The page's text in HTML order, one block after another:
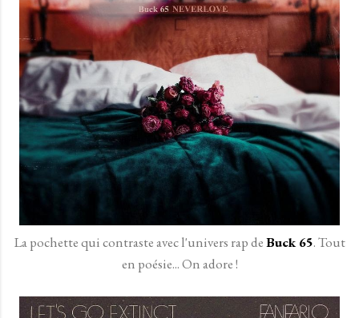
La pochette qui contraste avec l'univers rap deBuck 65. Tout
en poésie... On adore !